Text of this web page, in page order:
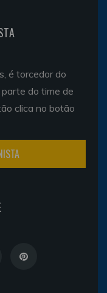
é torcedor do
do time de
clica no botão